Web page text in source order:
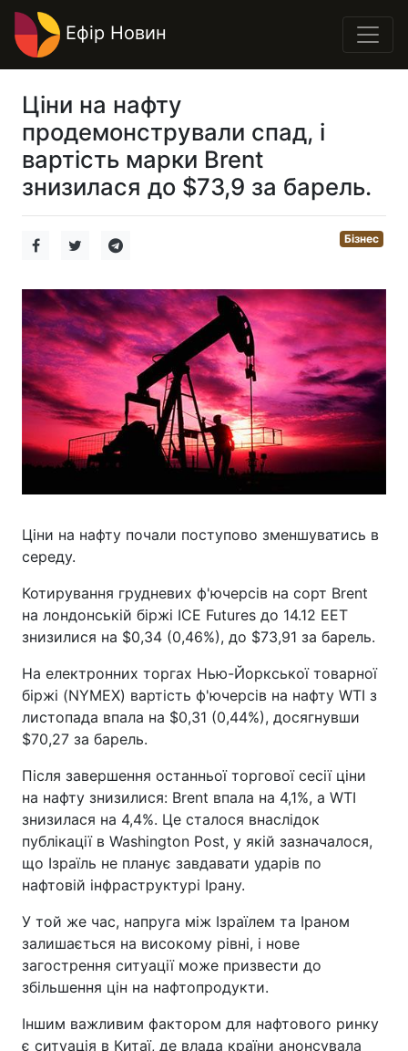
Ефір Новин
Ціни на нафту
продемонстрували спад, і
вартість марки Brent
знизилася до $73,9 за барель.
Бізнес
Ціни на нафту почали поступово зменшуватись в
середу.
Котирування грудневих ф'ючерсів на сорт Brent
на лондонській біржі ICE Futures до 14.12 EET
знизилися на $0,34 (0,46%), до $73,91 за барель.
На електронних торгах Нью-Йоркської товарної
біржі (NYMEX) вартість ф'ючерсів на нафту WTI з
листопада впала на $0,31 (0,44%), досягнувши
$70,27 за барель.
Після завершення останньої торгової сесії ціни
на нафту знизилися: Brent впала на 4,1%, а WTI
знизилася на 4,4%. Це сталося внаслідок
публікації в Washington Post, у якій зазначалося,
що Ізраїль не планує завдавати ударів по
нафтовій інфраструктурі Ірану.
У той же час, напруга між Ізраїлем та Іраном
залишається на високому рівні, і нове
загострення ситуації може призвести до
збільшення цін на нафтопродукти.
Іншим важливим фактором для нафтового ринку
є ситуація в Китаї, де влада країни анонсувала